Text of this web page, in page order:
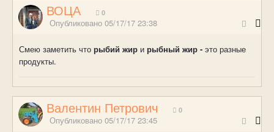
ВОЦА 0
Опубликовано 05/17/17 23:38
Смею заметить что рыбий жир и рыбный жир - это разные
продукты.
Валентин Петрович 0
Опубликовано 05/17/17 23:45